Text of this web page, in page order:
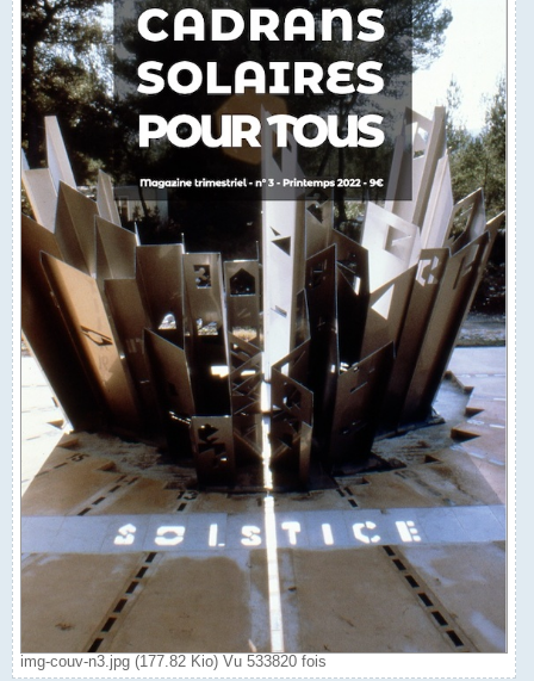
img-couv-n3.jpg (177.82 Kio) Vu 533820 fois